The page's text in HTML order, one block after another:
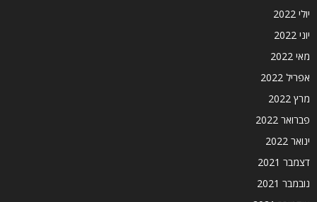
יולי 2022
יוני 2022
מאי 2022
אפריל 2022
מרץ 2022
פברואר 2022
ינואר 2022
דצמבר 2021
נובמבר 2021